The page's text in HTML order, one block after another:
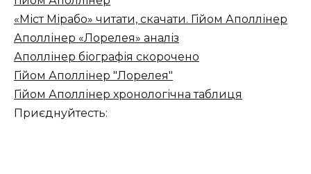
«Міст Мірабо» читати, скачати. Гійом Аполлінер
Аполлінер «Лорелея» аналіз
Аполлінер біографія скорочено
Гійом Аполлінер "Лорелея"
Гійом Аполлінер хронологічна таблиця
Приєднуйтесть: